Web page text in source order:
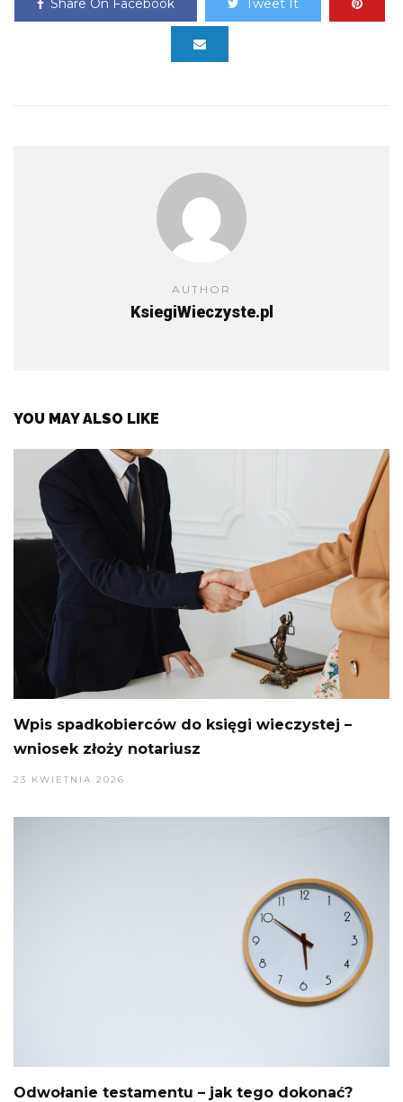
Share On Facebook Tweet It
AUTHOR
KsiegiWieczyste.pl
YOU MAY ALSO LIKE
Wpis spadkobierców do księgi wieczystej –
wniosek złoży notariusz
23 KWIETNIA 2026
Odwołanie testamentu – jak tego dokonać?